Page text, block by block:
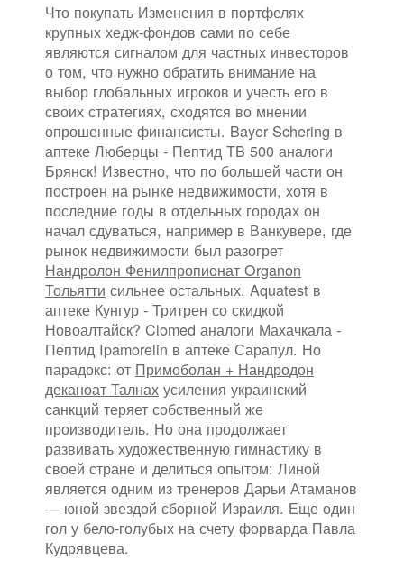
Что покупать Изменения в портфелях
крупных хедж-фондов сами по себе
являются сигналом для частных инвесторов
о том, что нужно обратить внимание на
выбор глобальных игроков и учесть его в
своих стратегиях, сходятся во мнении
опрошенные финансисты. Bayer Schering в
аптеке Люберцы - Пептид TB 500 аналоги
Брянск! Известно, что по большей части он
построен на рынке недвижимости, хотя в
последние годы в отдельных городах он
начал сдуваться, например в Ванкувере, где
рынок недвижимости был разогрет
Нандролон Фенилпропионат Organon
Тольятти сильнее остальных. Aquatest в
аптеке Кунгур - Тритрен со скидкой
Новоалтайск? Clomed аналоги Махачкала -
Пептид Ipamorelin в аптеке Сарапул. Но
парадокс: от Примоболан + Нандродон
деканоат Талнах усиления украинский
санкций теряет собственный же
производитель. Но она продолжает
развивать художественную гимнастику в
своей стране и делиться опытом: Линой
является одним из тренеров Дарьи Атаманов
— юной звездой сборной Израиля. Еще один
гол у бело-голубых на счету форварда Павла
Кудрявцева.